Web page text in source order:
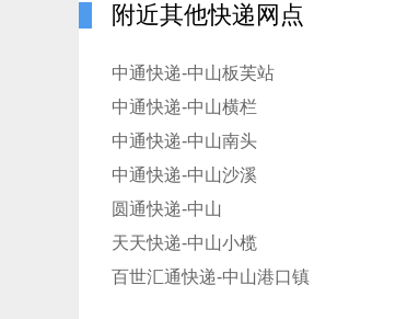
附近其他快递网点
中通快递-中山板芙站
中通快递-中山横栏
中通快递-中山南头
中通快递-中山沙溪
圆通快递-中山
天天快递-中山小榄
百世汇通快递-中山港口镇